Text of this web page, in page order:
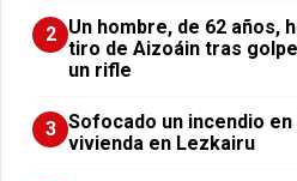
2 Un hombre, de 62 años,
tiro de Aizoáin tras
un rifle
3 Sofocado un incendio en
vivienda en Lezkairu